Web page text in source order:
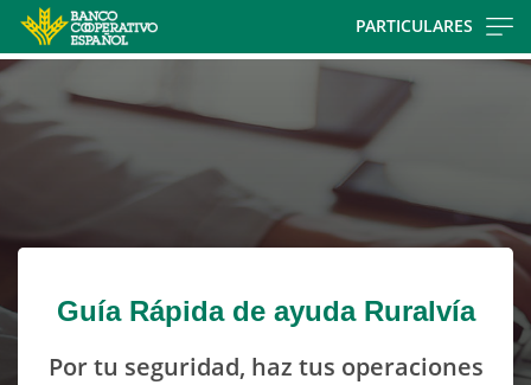
PARTICULARES
contenido,
por
Guía Rápida de ayuda Ruralvía
Por tu seguridad, haz tus operaciones